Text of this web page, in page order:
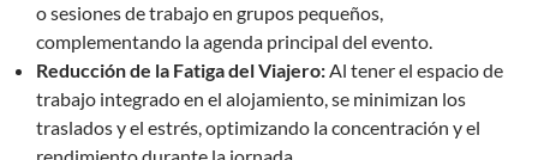
o sesiones de trabajo en grupos pequeños,
complementando la agenda principal del evento.
Reducción de la Fatiga del Viajero:Al tener el espacio de
trabajo integrado en el alojamiento, se minimizan los
traslados y el estrés, optimizando la concentración y el